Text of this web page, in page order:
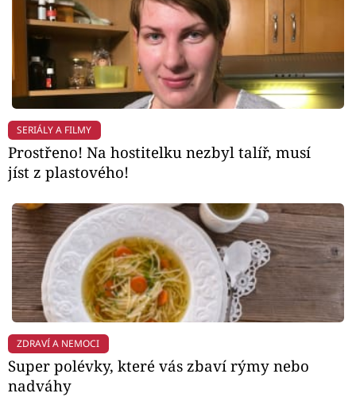
SERIÁLY A FILMY
Prostřeno! Na hostitelku nezbyl talíř, musí
jíst z plastového!
ZDRAVÍ A NEMOCI
Super polévky, které vás zbaví rýmy nebo
nadváhy